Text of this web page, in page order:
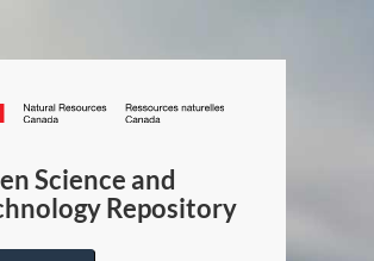
/
Canada
Science and
Repository